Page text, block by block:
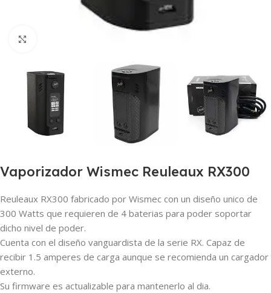
Vaporizador Wismec Reuleaux RX300
Reuleaux RX300 fabricado por Wismec con un diseño unico de
300 Watts que requieren de 4 baterias para poder soportar
dicho nivel de poder.
Cuenta con el diseño vanguardista de la serie RX. Capaz de
recibir 1.5 amperes de carga aunque se recomienda un cargador
externo.
Su firmware es actualizable para mantenerlo al dia.